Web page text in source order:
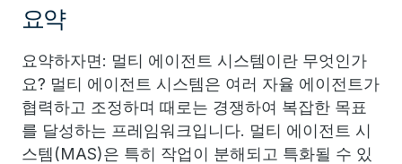
요약
요약하자면: 멀티 에이전트 시스템이란 무엇인가
요? 멀티 에이전트 시스템은 여러 자율 에이전트가
협력하고 조정하며 때로는 경쟁하여 복잡한 목표
를 달성하는 프레임워크입니다. 멀티 에이전트 시
스템(MAS)은 특히 작업이 분해되고 특화될 수 있